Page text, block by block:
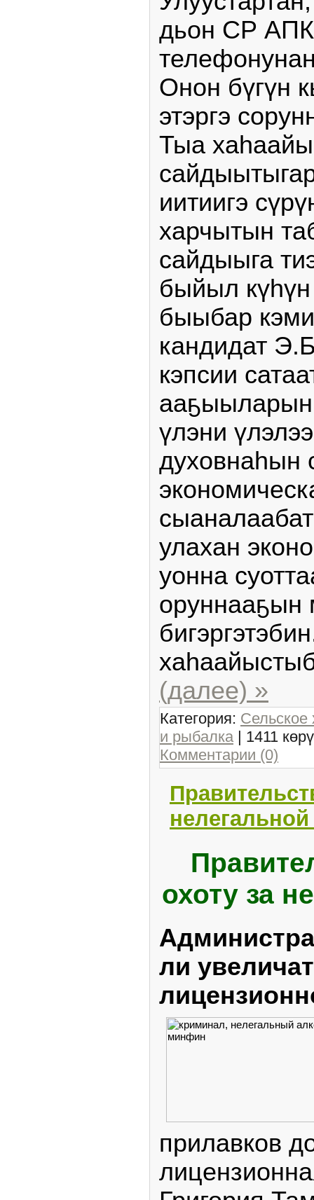
дьон СР
Онон бүгүн
этэргэ
Тыа
иитиигэ
харчытын
сайдыыга
быйыл
быыбар
кандидат
кэпсии
ааҕыыларын
үлэни
духовнаһын
улахан
уонна
оруннааҕын
(далее) »
Категория: Сельское
и рыбалка | 1411
Комментарии (0)
охоту за
ли
прилавков